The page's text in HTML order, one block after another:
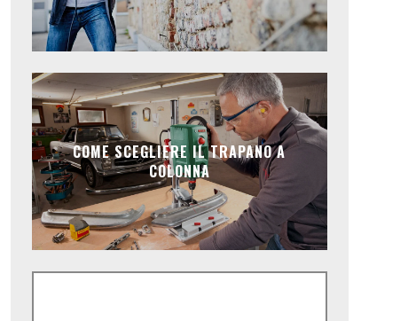
COME SCEGLIERE IL TRAPANO A
COLONNA